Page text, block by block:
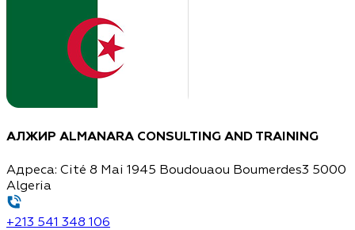
АЛЖИР ALMANARA CONSULTING AND TRAINING
Адреса: Cité 8 Mai 1945 Boudouaou Boumerdes3 5000
Algeria
+213 541 348 106